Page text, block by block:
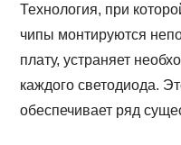
Технология, при
чипы монтируются
плату, устраняет
каждого светодиода.
обеспечивает ряд